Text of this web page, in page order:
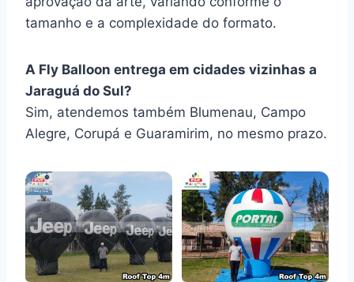
tamanho e a complexidade do formato.
A Fly Balloon entrega em cidades vizinhas a
Jaraguá do Sul?
Sim, atendemos também Blumenau, Campo
Alegre, Corupá e Guaramirim, no mesmo prazo.